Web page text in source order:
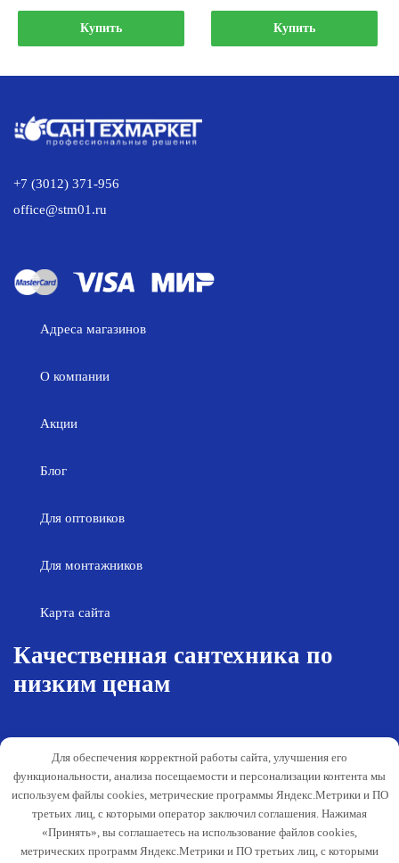
цена
составляла
56
цена:
730.00 р..
Купить
цена
составляла
9
цена:
138.00
Купить
+7 (3012) 371-956
office@stm01.ru
Адреса магазинов
О компании
Акции
Блог
Для оптовиков
Для монтажников
Карта сайта
Качественная сантехника по
низким ценам
Гарантия и обслуживание
Публичная оферта
данных
Способы оплаты
Согласование деятельности
Для обеспечения корректной работы сайта, улучшения его
функциональности, анализа посещаемости и персонализации контента мы
используем файлы cookies, метрические программы Яндекс.Метрики и ПО
третьих лиц, с которыми оператор заключил соглашения. Нажимая
«Принять», вы соглашаетесь на использование файлов cookies,
метрических программ Яндекс.Метрики и ПО третьих лиц, с которыми